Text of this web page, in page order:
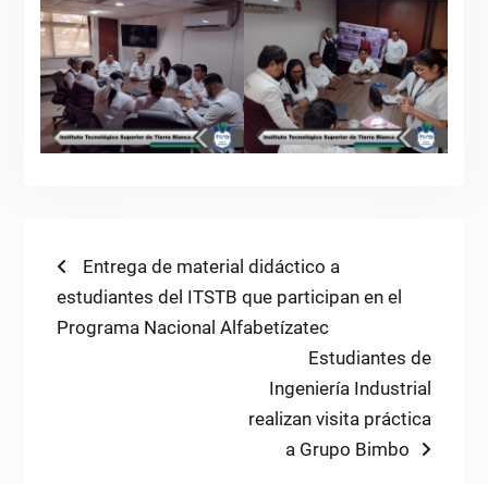
Navegación
de
entradas
Previous
post:
Entrega de material didáctico a
estudiantes del ITSTB que participan en el
Programa Nacional Alfabetízatec
Next
post:
Estudiantes de
Ingeniería Industrial
realizan visita práctica
a Grupo Bimbo